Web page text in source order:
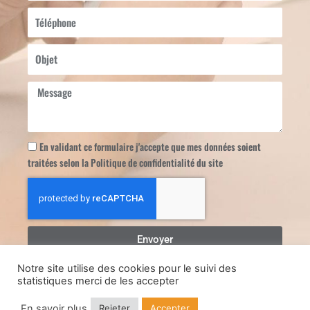
Message
En validant ce formulaire j'accepte que mes données soient
traitées selon la Politique de confidentialité du site
Envoyer
Copyright Repaira Mentions légales Politique de confidentialité
Notre site utilise des cookies pour le suivi des
statistiques merci de les accepter